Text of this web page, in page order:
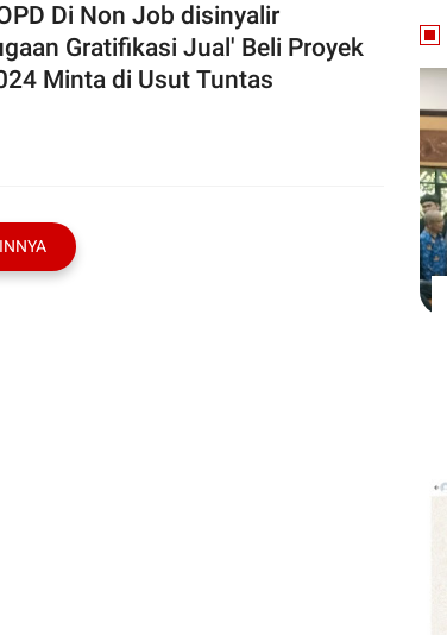
Di Non Job disinyalir
Gratifikasi Jual' Beli Proyek
Minta di Usut Tuntas